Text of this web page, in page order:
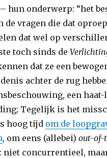
hun onderwerp: “het
de vragen die dat
dat wel op
toch sinds de
dat ze een
achter de rug
een
Tegelijk is het
hoog tijd om de
, om eens (allebei)out-
niet concurrentieel,